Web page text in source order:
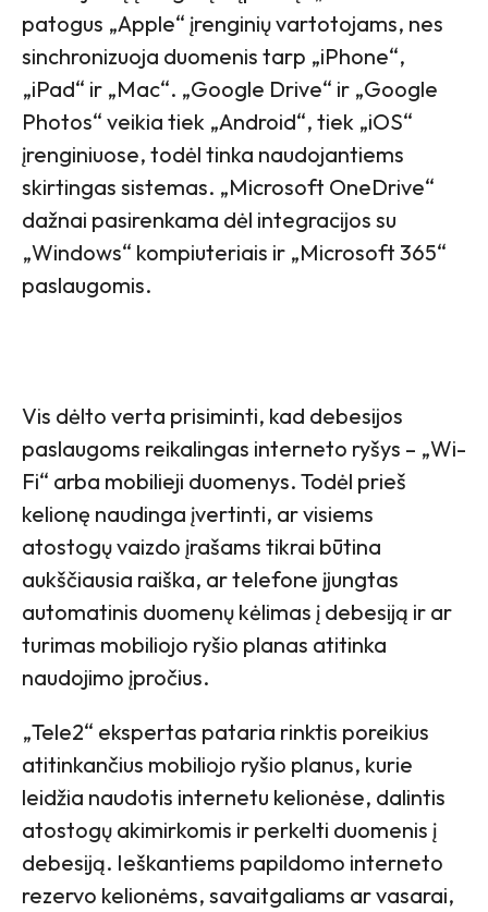
patogus „Apple“ įrenginių vartotojams, nes
sinchronizuoja duomenis tarp „iPhone“,
„iPad“ ir „Mac“. „Google Drive“ ir „Google
Photos“ veikia tiek „Android“, tiek „iOS“
įrenginiuose, todėl tinka naudojantiems
skirtingas sistemas. „Microsoft OneDrive“
dažnai pasirenkama dėl integracijos su
„Windows“ kompiuteriais ir „Microsoft 365“
paslaugomis.
Vis dėlto verta prisiminti, kad debesijos
paslaugoms reikalingas interneto ryšys – „Wi-
Fi“ arba mobilieji duomenys. Todėl prieš
kelionę naudinga įvertinti, ar visiems
atostogų vaizdo įrašams tikrai būtina
aukščiausia raiška, ar telefone įjungtas
automatinis duomenų kėlimas į debesiją ir ar
turimas mobiliojo ryšio planas atitinka
naudojimo įpročius.
„Tele2“ ekspertas pataria rinktis poreikius
atitinkančius mobiliojo ryšio planus, kurie
leidžia naudotis internetu kelionėse, dalintis
atostogų akimirkomis ir perkelti duomenis į
debesiją. Ieškantiems papildomo interneto
rezervo kelionėms, savaitgaliams ar vasarai,